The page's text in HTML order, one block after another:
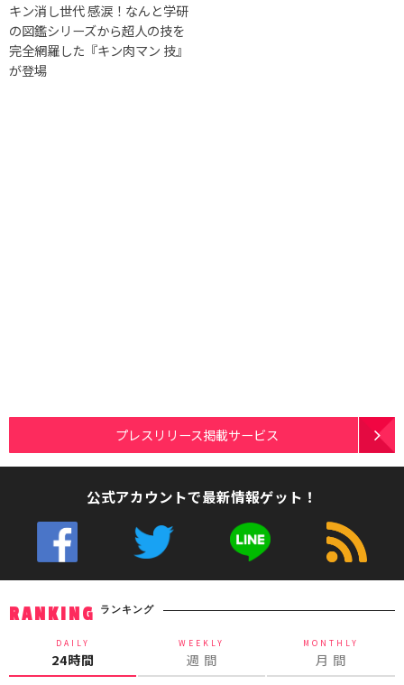
キン消し世代 感涙！なんと学研
の図鑑シリーズから超人の技を
完全網羅した『キン肉マン 技』
が登場
プレスリリース掲載サービス
公式アカウントで最新情報ゲット！
RANKING ランキング
DAILY
24時間
WEEKLY
週 間
MONTHLY
月 間